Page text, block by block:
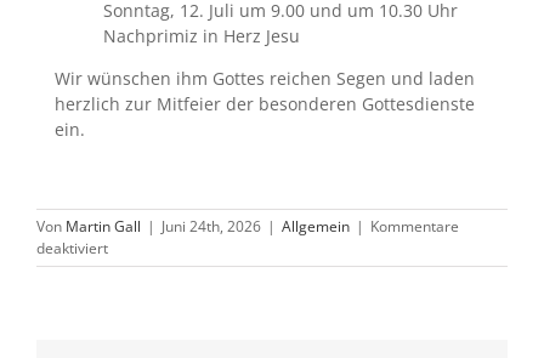
Sonntag, 12. Juli um 9.00 und um 10.30 Uhr
Nachprimiz in Herz Jesu
Wir wünschen ihm Gottes reichen Segen und laden
herzlich zur Mitfeier der besonderen Gottesdienste
ein.
Von Martin Gall | Juni 24th, 2026 | Allgemein | Kommentare
deaktiviertfür
Priesterweihe,